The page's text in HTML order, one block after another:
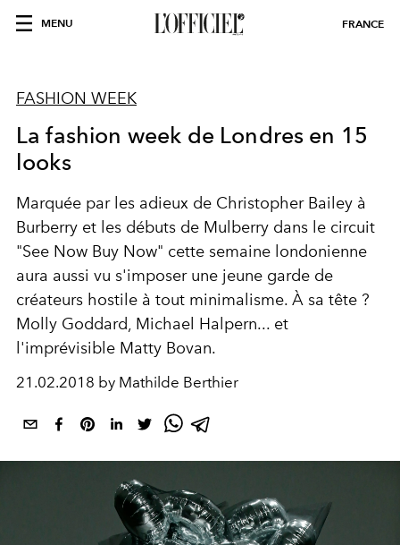
MENU FRANCE
FASHION WEEK
La fashion week de Londres en 15
looks
Marquée par les adieux de Christopher Bailey à
Burberry et les débuts de Mulberry dans le circuit
"See Now Buy Now" cette semaine londonienne
aura aussi vu s'imposer une jeune garde de
créateurs hostile à tout minimalisme. À sa tête ?
Molly Goddard, Michael Halpern... et
l'imprévisible Matty Bovan.
21.02.2018 by Mathilde Berthier